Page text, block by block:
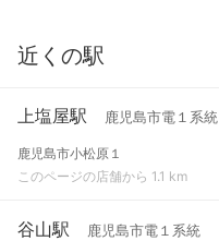
近くの駅
上塩屋駅 鹿児島市電１系統
鹿児島市小松原１
このページの店舗から 1.1 km
谷山駅 鹿児島市電１系統